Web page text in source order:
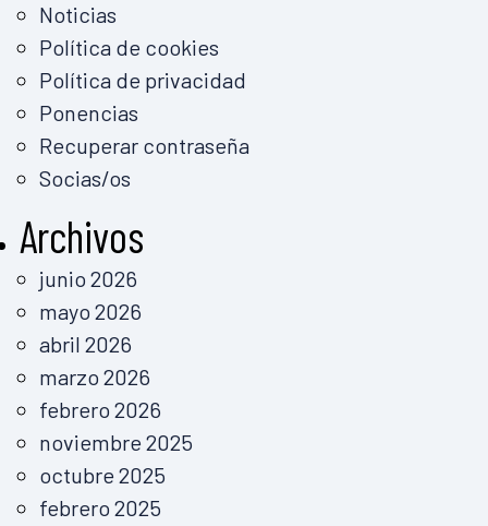
Noticias
Política de cookies
Política de privacidad
Ponencias
Recuperar contraseña
Socias/os
Archivos
junio 2026
mayo 2026
abril 2026
marzo 2026
febrero 2026
noviembre 2025
octubre 2025
febrero 2025